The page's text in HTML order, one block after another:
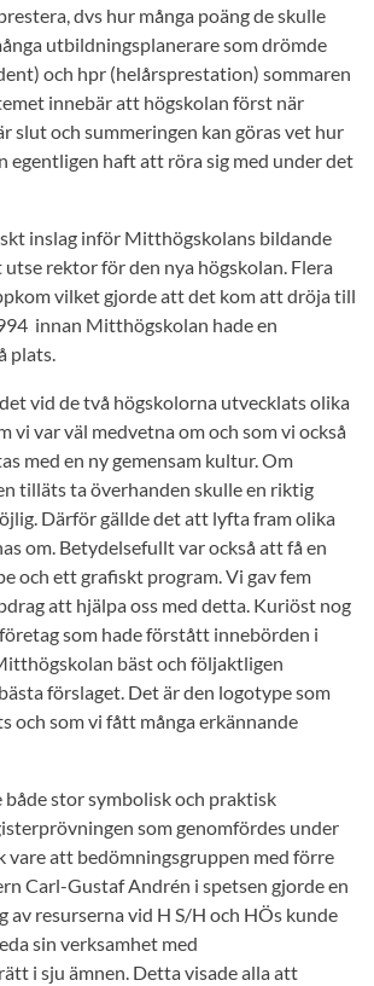
dvs hur många poäng de skulle
utbildningsplanerare som drömde
och hpr (helårsprestation) sommaren
innebär att högskolan först när
slut och summeringen kan göras vet hur
egentligen haft att röra sig med under det
inslag inför Mitthögskolans bildande
utse rektor för den nya högskolan. Flera
vilket gjorde att det kom att dröja till
innan Mitthögskolan hade en
plats.
vid de två högskolorna utvecklats olika
vi var väl medvetna om och som vi också
med en ny gemensam kultur. Om
tilläts ta överhanden skulle en riktig
Därför gällde det att lyfta fram olika
om. Betydelsefullt var också att få en
och ett grafiskt program. Vi gav fem
att hjälpa oss med detta. Kuriöst nog
som hade förstått innebörden i
bäst och följaktligen
förslaget. Det är den logotype som
och som vi fått många erkännande
både stor symbolisk och praktisk
som genomfördes under
vare att bedömningsgruppen med förre
Carl-Gustaf Andrén i spetsen gjorde en
av resurserna vid H S/H och HÖs kunde
sin verksamhet med
i sju ämnen. Detta visade alla att